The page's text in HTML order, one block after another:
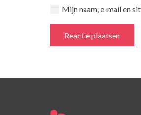
Mijn naam, e-mail en
Reactie plaatsen